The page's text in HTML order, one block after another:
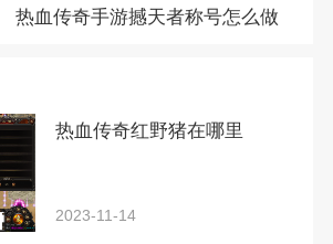
热血传奇手游撼天者称号怎么做
热血传奇红野猪在哪里
2023-11-14